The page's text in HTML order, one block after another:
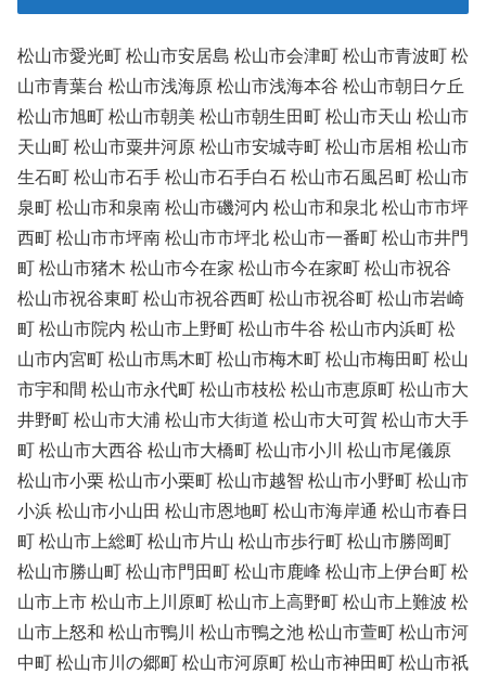
松山市愛光町 松山市安居島 松山市会津町 松山市青波町 松
山市青葉台 松山市浅海原 松山市浅海本谷 松山市朝日ケ丘
松山市旭町 松山市朝美 松山市朝生田町 松山市天山 松山市
天山町 松山市粟井河原 松山市安城寺町 松山市居相 松山市
生石町 松山市石手 松山市石手白石 松山市石風呂町 松山市
泉町 松山市和泉南 松山市磯河内 松山市和泉北 松山市市坪
西町 松山市市坪南 松山市市坪北 松山市一番町 松山市井門
町 松山市猪木 松山市今在家 松山市今在家町 松山市祝谷
松山市祝谷東町 松山市祝谷西町 松山市祝谷町 松山市岩崎
町 松山市院内 松山市上野町 松山市牛谷 松山市内浜町 松
山市内宮町 松山市馬木町 松山市梅木町 松山市梅田町 松山
市宇和間 松山市永代町 松山市枝松 松山市恵原町 松山市大
井野町 松山市大浦 松山市大街道 松山市大可賀 松山市大手
町 松山市大西谷 松山市大橋町 松山市小川 松山市尾儀原
松山市小栗 松山市小栗町 松山市越智 松山市小野町 松山市
小浜 松山市小山田 松山市恩地町 松山市海岸通 松山市春日
町 松山市上総町 松山市片山 松山市歩行町 松山市勝岡町
松山市勝山町 松山市門田町 松山市鹿峰 松山市上伊台町 松
山市上市 松山市上川原町 松山市上高野町 松山市上難波 松
山市上怒和 松山市鴨川 松山市鴨之池 松山市萱町 松山市河
中町 松山市川の郷町 松山市河原町 松山市神田町 松山市祇